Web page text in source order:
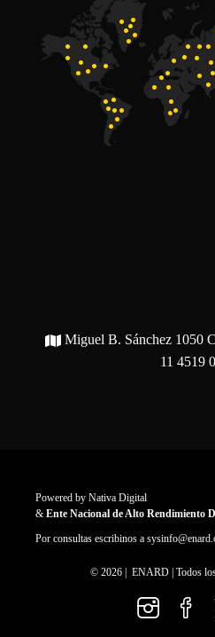
Miguel B. Sánchez 1050
11 4519
Powered by Nativa Digital
& Ente Nacional de Alto Rendimiento
Por consultas escribinos a
© 2026 | ENARD | Todos los